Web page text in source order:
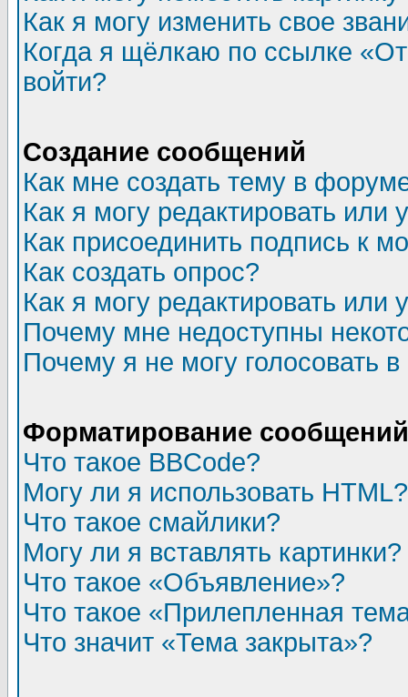
Как я могу изменить свое
Когда я щёлкаю по ссылке
войти?
Создание сообщений
Как мне создать тему в
Как я могу редактировать или
Как присоединить подпись к
Как создать опрос?
Как я могу редактировать или
Почему мне недоступны
Почему я не могу голосовать
Форматирование
Что такое BBCode?
Могу ли я использовать HTML?
Что такое смайлики?
Могу ли я вставлять картинки?
Что такое «Объявление»?
Что такое «Прилепленная
Что значит «Тема закрыта»?